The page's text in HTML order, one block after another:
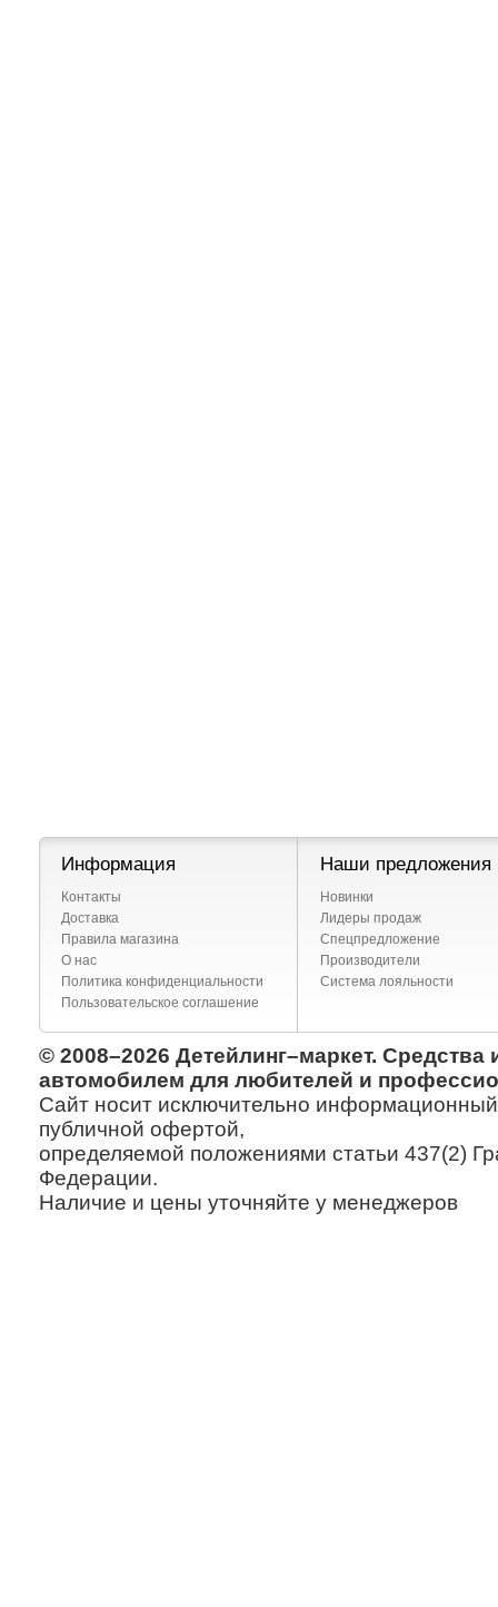
Информация
Контакты
Доставка
Правила магазина
О нас
Политика конфиденциальности
Пользовательское соглашение
Наши предложения
Новинки
Лидеры продаж
Спецпредложение
Производители
Система лояльности
© 2008–2026 Детейлинг–маркет. Средства
автомобилем для любителей и
Сайт носит исключительно информационный
публичной офертой,
определяемой положениями статьи 437(2)
Федерации.
Наличие и цены уточняйте у менеджеров